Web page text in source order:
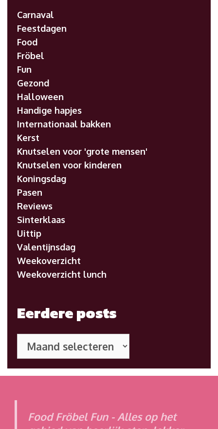
Carnaval
Feestdagen
Food
Fröbel
Fun
Gezond
Halloween
Handige hapjes
Internationaal bakken
Kerst
Knutselen voor 'grote mensen'
Knutselen voor kinderen
Koningsdag
Pasen
Reviews
Sinterklaas
Uittip
Valentijnsdag
Weekoverzicht
Weekoverzicht lunch
Eerdere posts
posts
Food Fröbel Fun - Alles op het